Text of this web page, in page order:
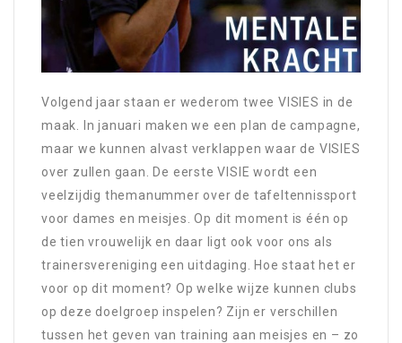
Volgend jaar staan er wederom twee VISIES in de
maak. In januari maken we een plan de campagne,
maar we kunnen alvast verklappen waar de VISIES
over zullen gaan. De eerste VISIE wordt een
veelzijdig themanummer over de tafeltennissport
voor dames en meisjes. Op dit moment is één op
de tien vrouwelijk en daar ligt ook voor ons als
trainersvereniging een uitdaging. Hoe staat het er
voor op dit moment? Op welke wijze kunnen clubs
op deze doelgroep inspelen? Zijn er verschillen
tussen het geven van training aan meisjes en – zo